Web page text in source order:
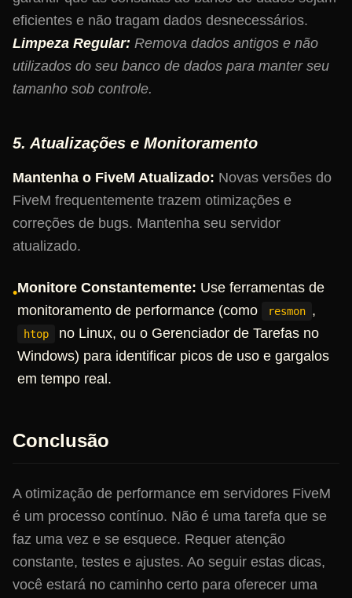
eficientes e não tragam dados desnecessários.
Limpeza Regular: Remova dados antigos e não
utilizados do seu banco de dados para manter seu
tamanho sob controle.
5. Atualizações e Monitoramento
Mantenha o FiveM Atualizado: Novas versões do
FiveM frequentemente trazem otimizações e
correções de bugs. Mantenha seu servidor
atualizado.
•Monitore Constantemente: Use ferramentas de
monitoramento de performance (como
resmon ,
htop
no Linux, ou o Gerenciador de Tarefas no
Windows) para identificar picos de uso e gargalos
em tempo real.
Conclusão
A otimização de performance em servidores FiveM
é um processo contínuo. Não é uma tarefa que se
faz uma vez e se esquece. Requer atenção
constante, testes e ajustes. Ao seguir estas dicas,
você estará no caminho certo para oferecer uma